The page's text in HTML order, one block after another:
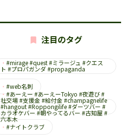
注目のタグ
・ #mirage #quest #ミラージュ #クエス
ト #プロパガンダ #propaganda
・ #web名刺
・ #あーえー #あーえーTokyo #夜遊び #
社交場 #支援金 #給付金 #champagnelife
#hangout #Roppongilife #ダーツバー #
カラオケバー #朝やってるバー #古知屋 #
六本木
・ #ナイトクラブ